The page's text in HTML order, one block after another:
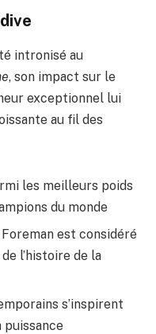
intronisé au
, son impact sur le
exceptionnel lui
au fil des
les meilleurs poids
du monde
est considéré
l’histoire de la
s’inspirent
puissance